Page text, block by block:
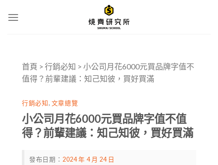
首頁 > 行銷必知 > 小公司月花6000元買品牌字值不
值得？前輩建議：知己知彼，買好買滿
行銷必知, 文章總覽
小公司月花6000元買品牌字值不值
得？前輩建議：知己知彼，買好買滿
發布日期： 2024 年 4 月 24 日